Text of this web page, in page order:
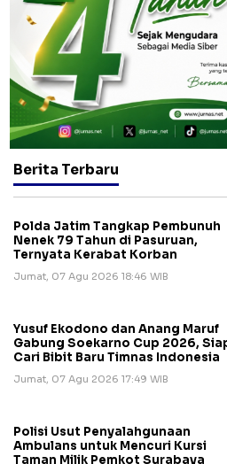
Berita Terbaru
Polda Jatim Tangkap Pembunuh
Nenek 79 Tahun di Pasuruan,
Ternyata Kerabat Korban
Jumat, 07 Agu 2026 18:46 WIB
Yusuf Ekodono dan Anang Maruf
Gabung Soekarno Cup 2026,
Cari Bibit Baru Timnas Indonesia
Jumat, 07 Agu 2026 17:49 WIB
Polisi Usut Penyalahgunaan
Ambulans untuk Mencuri Kursi
Taman Milik Pemkot Surabaya